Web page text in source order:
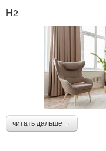
H2
читать дальше →